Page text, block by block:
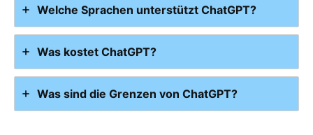
Welche Sprachen unterstützt ChatGPT?
Was kostet ChatGPT?
Was sind die Grenzen von ChatGPT?